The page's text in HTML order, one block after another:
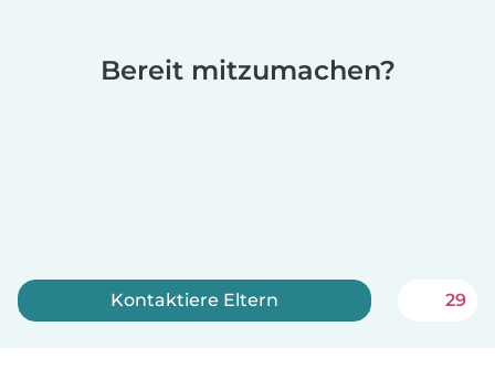
Bereit mitzumachen?
Kontaktiere Eltern 29